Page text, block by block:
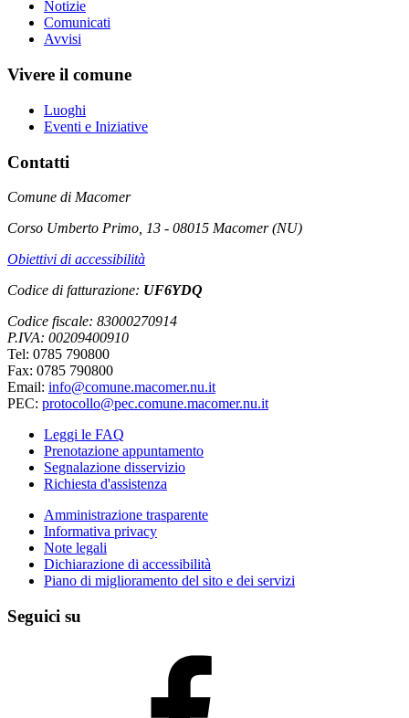
Notizie
Comunicati
Avvisi
Vivere il comune
Luoghi
Eventi e Iniziative
Contatti
Comune di Macomer
Corso Umberto Primo, 13 - 08015 Macomer (NU)
Obiettivi di accessibilità
Codice di fatturazione: UF6YDQ
Codice fiscale: 83000270914
P.IVA: 00209400910
Tel: 0785 790800
Fax: 0785 790800
Email: info@comune.macomer.nu.it
PEC: protocollo@pec.comune.macomer.nu.it
Leggi le FAQ
Prenotazione appuntamento
Segnalazione disservizio
Richiesta d'assistenza
Amministrazione trasparente
Informativa privacy
Note legali
Dichiarazione di accessibilità
Piano di miglioramento del sito e dei servizi
Seguici su